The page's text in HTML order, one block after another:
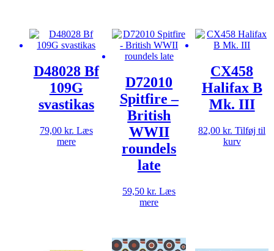
D48028 Bf
109G
svastikas
79,00 kr. Læs
mere
D72010
Spitfire –
British
WWII
roundels
late
59,50kr. Læs
mere
CX458
Halifax B
Mk. III
82,00kr. Tilføj til
kurv